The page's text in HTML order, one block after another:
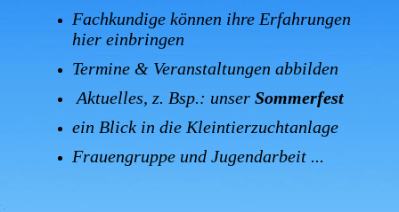
Fachkundige können ihre Erfahrungen
hier einbringen
Termine & Veranstaltungen abbilden
Aktuelles, z. Bsp.: unser Sommerfest
ein Blick in die Kleintierzuchtanlage
Frauengruppe und Jugendarbeit ...